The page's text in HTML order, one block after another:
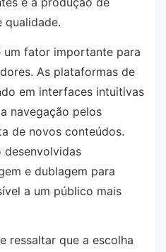
qualidade.
um fator importante para
As plataformas de
em interfaces intuitivas
navegação pelos
de novos conteúdos.
desenvolvidas
e dublagem para
a um público mais
ressaltar que a escolha